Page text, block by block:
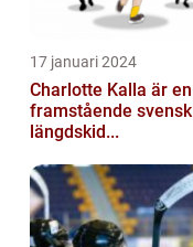
17 januari 2024
Charlotte Kalla är en
framstående svensk
längdskid...